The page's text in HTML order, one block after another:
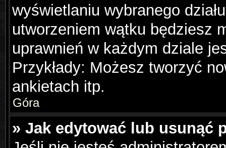
wyświetlaniu wybranego
utworzeniem wątku będziesz
uprawnień w każdym dziale
Przykłady: Możesz tworzyć
ankietach itp.
Góra
» Jak edytować lub usunąć